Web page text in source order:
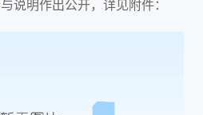
说明作出公开，详见附件：